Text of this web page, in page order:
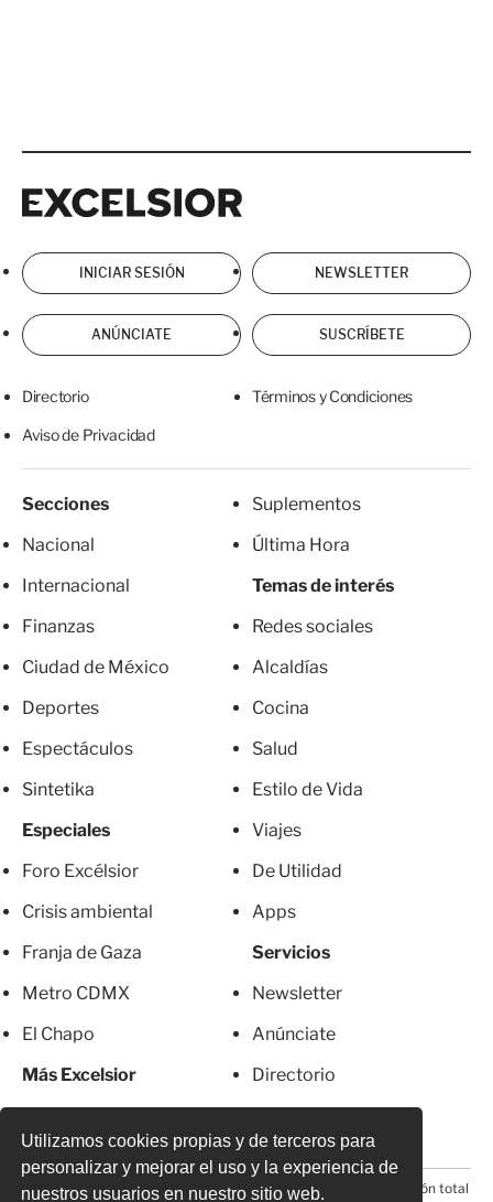
Utilizamos cookies propias y de terceros para
personalizar y mejorar el uso y la experiencia de
nuestros usuarios en nuestro sitio web.
INICIAR SESIÓN NEWSLETTER
ANÚNCIATE SUSCRÍBETE
Directorio Términos y Condiciones
Aviso de Privacidad
Secciones
Nacional
Internacional
Finanzas
Ciudad de México
Deportes
Espectáculos
Sintetika
Especiales
Foro Excélsior
Crisis ambiental
Franja de Gaza
Metro CDMX
El Chapo
Más Excelsior
Suplementos
Última Hora
Temas de interés
Redes sociales
Alcaldías
Cocina
Salud
Estilo de Vida
Viajes
De Utilidad
Apps
Servicios
Newsletter
Anúnciate
Directorio
© 2026 Todos los derechos reservados. Prohibida la reproducción total